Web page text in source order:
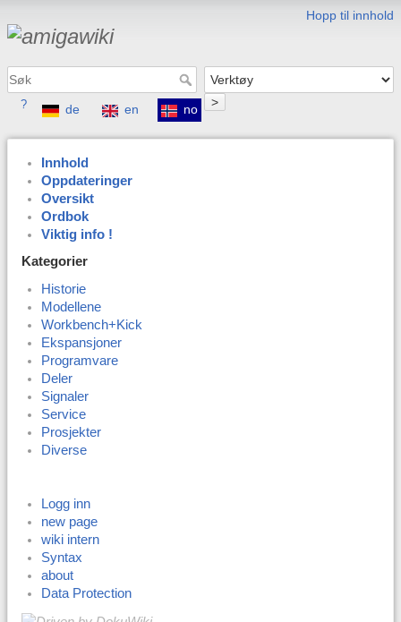
Hopp til innhold
>
? de en no
Innhold
Oppdateringer
Oversikt
Ordbok
Viktig info !
Kategorier
Historie
Modellene
Workbench+Kick
Ekspansjoner
Programvare
Deler
Signaler
Service
Prosjekter
Diverse
Logg inn
new page
wiki intern
Syntax
about
Data Protection